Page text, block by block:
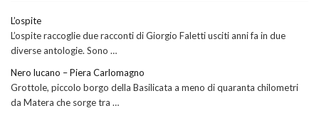
L’ospite
L’ospite raccoglie due racconti di Giorgio Faletti usciti anni fa in due
diverse antologie. Sono …
Nero lucano – Piera Carlomagno
Grottole, piccolo borgo della Basilicata a meno di quaranta chilometri
da Matera che sorge tra …